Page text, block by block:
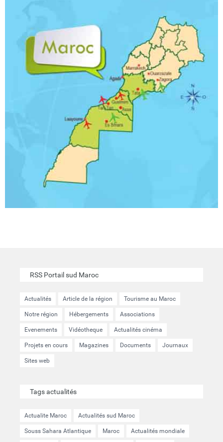
RSS Portail sud Maroc
Actualités Article de la région Tourisme au Maroc
Notre région Hébergements Associations
Evenements Vidéotheque Actualités cinéma
Projets en cours Magazines Documents Journaux
Sites web
Tags actualités
Actualite Maroc Actualités sud Maroc
Souss Sahara Atlantique Maroc Actualités mondiale